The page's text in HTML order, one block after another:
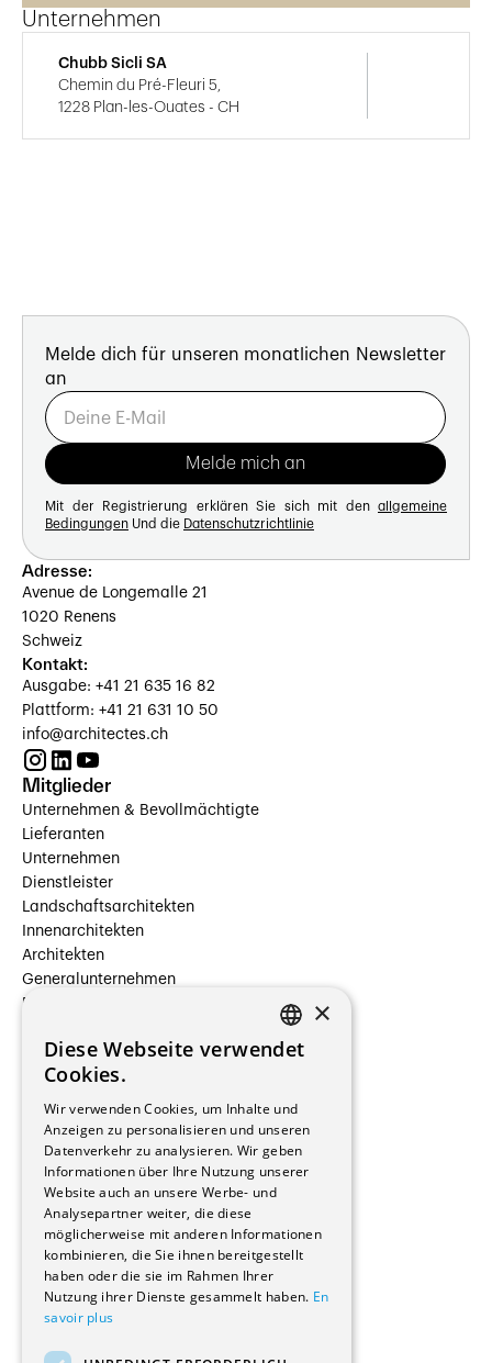
Unternehmen
Chubb Sicli SA
Chemin du Pré-Fleuri 5,
1228 Plan-les-Ouates - CH
Melde dich für unseren monatlichen Newsletter
an
Mit der Registrierung erklären Sie sich mit den allgemeine
Bedingungen Und die Datenschutzrichtlinie
Adresse:
Avenue de Longemalle 21
1020 Renens
Schweiz
Kontakt:
Ausgabe: +41 21 635 16 82
Plattform: +41 21 631 10 50
info@architectes.ch
Mitglieder
Unternehmen & Bevollmächtigte
Lieferanten
Unternehmen
Dienstleister
Landschaftsarchitekten
Innenarchitekten
Architekten
Generalunternehmen
Beauftragte Unternehmen
Hersteller/Lieferanten
Bauherrschaften
Immobilienverwaltungsgesellschaften
Stockwerkeigentum
Reportagen
Wohnungen
Renovierungen
Innere Umbauten
Gastgewerbe und Tourismus
Verwaltungsgebäude und Geschäfte
Schuleinrichtungen
Medizinische Einrichtungen
FRENCH
×
Diese Webseite verwendet
Cookies.
Wir verwenden Cookies, um Inhalte und
Anzeigen zu personalisieren und unseren
Datenverkehr zu analysieren. Wir geben
Informationen über Ihre Nutzung unserer
Website auch an unsere Werbe- und
Analysepartner weiter, die diese
möglicherweise mit anderen Informationen
kombinieren, die Sie ihnen bereitgestellt
haben oder die sie im Rahmen Ihrer
Nutzung ihrer Dienste gesammelt haben. En
savoir plus